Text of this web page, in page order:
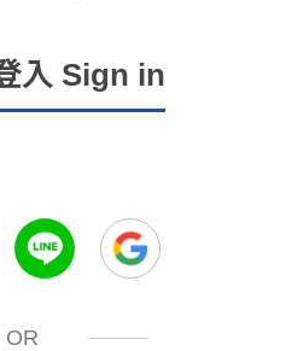
入 Sign in
OR